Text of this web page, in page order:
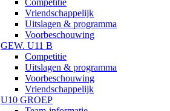
Competitie
Vriendschappelijk
Uitslagen & programma
Voorbeschouwing
GEW. U11 B
Competitie
Uitslagen & programma
Voorbeschouwing
Vriendschappelijk
U10 GROEP